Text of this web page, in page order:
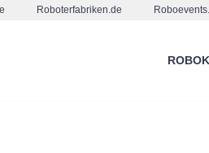
Roboterfabriken.de